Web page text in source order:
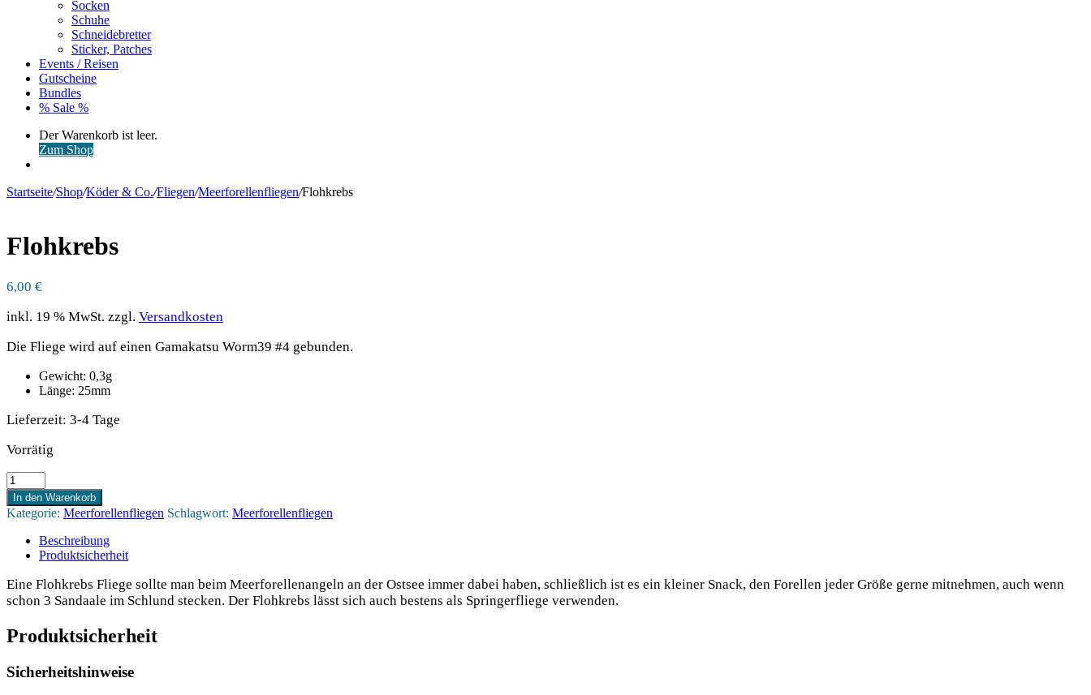
Socken
Schuhe
Schneidebretter
Sticker, Patches
Events / Reisen
Gutscheine
Bundles
% Sale %
Warenkorb
ansehen
Der Warenkorb ist leer.
Zum Shop
Startseite/Shop/Köder & Co./Fliegen/Meerforellenfliegen/Flohkrebs
Flohkrebs
6,00 €
inkl. 19 % MwSt. zzgl. Versandkosten
Die Fliege wird auf einen Gamakatsu Worm39 #4 gebunden.
Gewicht: 0,3g
Länge: 25mm
Lieferzeit: 3-4 Tage
Vorrätig
Flohkrebs
Menge
In den Warenkorb
Kategorie: Meerforellenfliegen Schlagwort: Meerforellenfliegen
Beschreibung
Produktsicherheit
Eine Floh­krebs Flie­ge soll­te man beim Meer­fo­rel­len­an­geln an der Ost­see immer dabei haben, schließ­lich ist es ein klei­ner Snack, den Forel­len jeder Grö­ße ger­ne mit­neh­men, auch wenn
schon 3 Sand­aa­le im Schlund ste­cken. Der Floh­krebs lässt sich auch bes­tens als Sprin­ger­flie­ge verwenden.
Produktsicherheit
Sicherheitshinweise